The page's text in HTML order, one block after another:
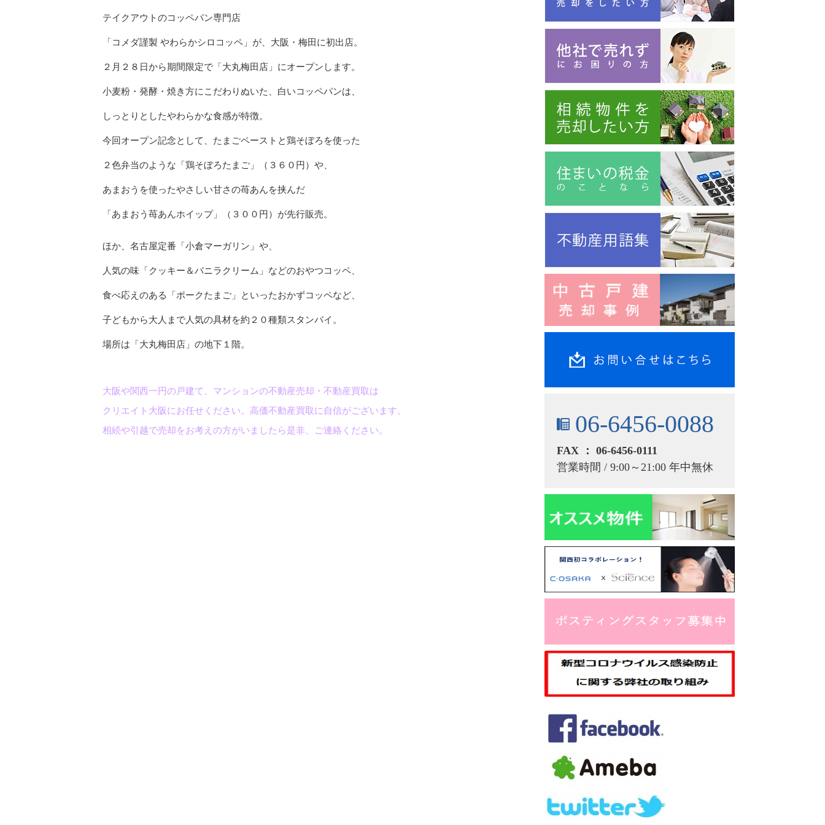
テイクアウトのコッペパン専門店
「コメダ謹製 やわらかシロコッペ」が、大阪・梅田に初出店。
２月２８日から期間限定で「大丸梅田店」にオープンします。
小麦粉・発酵・焼き方にこだわりぬいた、白いコッペパンは、
しっとりとしたやわらかな食感が特徴。
今回オープン記念として、たまごペーストと鶏そぼろを使った
２色弁当のような「鶏そぼろたまご」（３６０円）や、
あまおうを使ったやさしい甘さの苺あんを挟んだ
「あまおう苺あんホイップ」（３００円）が先行販売。
ほか、名古屋定番「小倉マーガリン」や、
人気の味「クッキー＆バニラクリーム」などのおやつコッペ、
食べ応えのある「ポークたまご」といったおかずコッペなど、
子どもから大人まで人気の具材を約２０種類スタンバイ。
場所は「大丸梅田店」の地下１階。
大阪や関西一円の戸建て、マンションの不動産売却・不動産買取は
クリエイト大阪にお任せください。高価不動産買取に自信がございます。
相続や引越で売却をお考えの方がいましたら是非、ご連絡ください。
06-6456-0088
FAX ： 06-6456-0111
営業時間 / 9:00～21:00 年中無休